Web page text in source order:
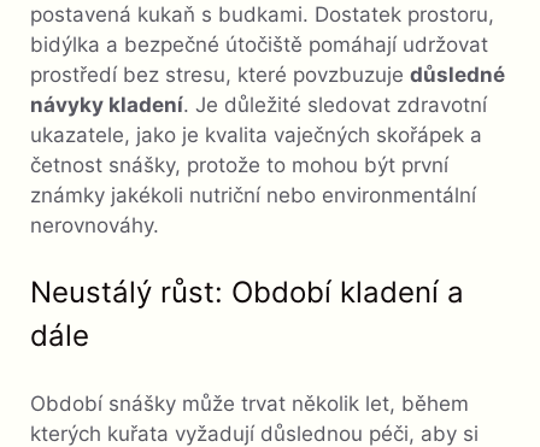
postavená kukaň s budkami. Dostatek prostoru,
bidýlka a bezpečné útočiště pomáhají udržovat
prostředí bez stresu, které povzbuzuje důsledné
návyky kladení. Je důležité sledovat zdravotní
ukazatele, jako je kvalita vaječných skořápek a
četnost snášky, protože to mohou být první
známky jakékoli nutriční nebo environmentální
nerovnováhy.
Neustálý růst: Období kladení a
dále
Období snášky může trvat několik let, během
kterých kuřata vyžadují důslednou péči, aby si